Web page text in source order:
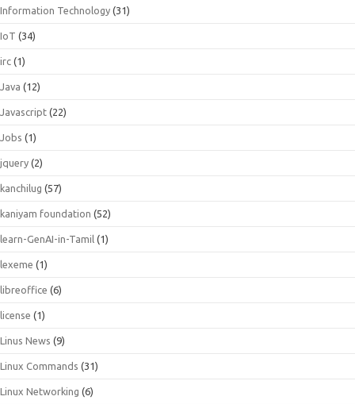
Information Technology (31)
IoT (34)
irc (1)
Java (12)
Javascript (22)
Jobs (1)
jquery (2)
kanchilug (57)
kaniyam foundation (52)
learn-GenAI-in-Tamil (1)
lexeme (1)
libreoffice (6)
license (1)
Linus News (9)
Linux Commands (31)
Linux Networking (6)